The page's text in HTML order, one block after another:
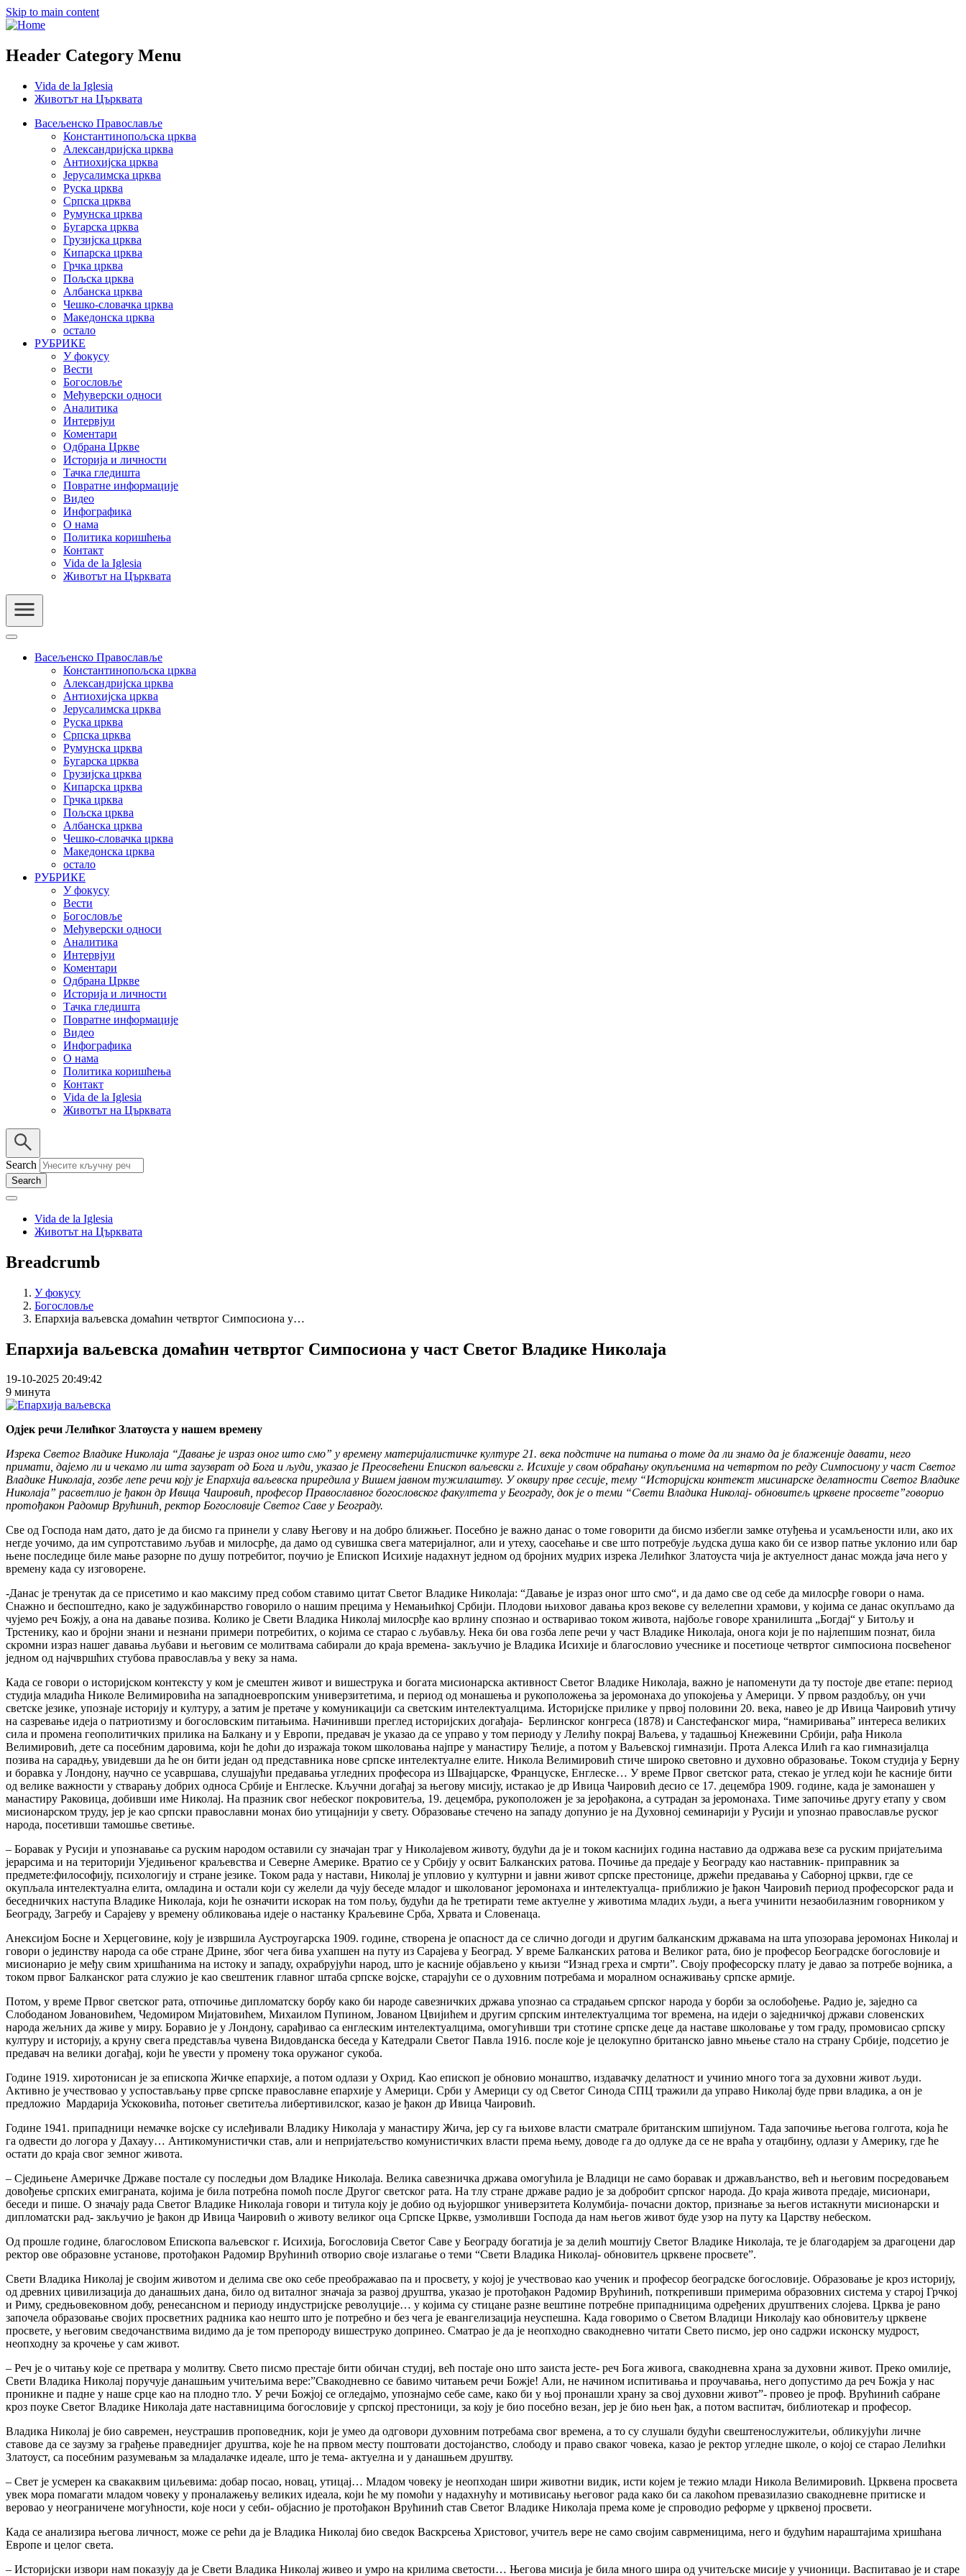
Skip to main content
Header Category Menu
Vida de la Iglesia
Животът на Църквата
Васељенско Православље
Константинопољска црква
Александријска црква
Антиохијска црква
Јерусалимска црква
Руска црква
Српска црква
Румунска црква
Бугарска црква
Грузијска црква
Кипарска црква
Грчка црква
Пољска црква
Албанска црква
Чешко-словачка црква
Македонска црква
остало
РУБРИКЕ
У фокусу
Вести
Богословље
Међуверски односи
Аналитика
Интервјуи
Коментари
Одбрана Цркве
Историја и личности
Тачка гледишта
Повратне информације
Видео
Инфографика
О нама
Политика коришћења
Контакт
Vida de la Iglesia
Животът на Църквата
Васељенско Православље
Константинопољска црква
Александријска црква
Антиохијска црква
Јерусалимска црква
Руска црква
Српска црква
Румунска црква
Бугарска црква
Грузијска црква
Кипарска црква
Грчка црква
Пољска црква
Албанска црква
Чешко-словачка црква
Македонска црква
остало
РУБРИКЕ
У фокусу
Вести
Богословље
Међуверски односи
Аналитика
Интервјуи
Коментари
Одбрана Цркве
Историја и личности
Тачка гледишта
Повратне информације
Видео
Инфографика
О нама
Политика коришћења
Контакт
Vida de la Iglesia
Животът на Църквата
Search
Vida de la Iglesia
Животът на Църквата
Breadcrumb
У фокусу
Богословље
Епархија ваљевска домаћин четвртог Симпосиона у…
Епархија ваљевска домаћин четвртог Симпосиона у част Светог Владике Николаја
19-10-2025 20:49:42
9 минута
Одјек речи Лелићког Златоуста у нашем времену
Изрека Светог Владике Николаја “Давање је израз оног што смо” у времену материјалистичке културе 21. века подстиче на питања о томе да ли знамо да је блаженије давати, него
примати, дајемо ли и чекамо ли шта заузврат од Бога и људи, указао је Преосвећени Епископ ваљевски г. Исихије у свом обраћању окупљенима на четвртом по реду Симпосиону у част Светог
Владике Николаја, гозбе лепе речи коју је Епархија ваљевска приредила у Вишем јавном тужилаштву. У оквиру прве сесије, тему “Историјски контекст мисинарске делатности Светог Владике
Николаја” расветлио је ђакон др Ивица Чаировић, професор Православног богословског факултета у Београду, док је о теми “Свети Владика Николај- обновитељ црквене просвете”говорио
протођакон Радомир Врућинић, ректор Богословије Светог Саве у Београду.
Све од Господа нам дато, дато је да бисмо га принели у славу Његову и на добро ближњег. Посебно је важно данас о томе говорити да бисмо избегли замке отуђења и усамљености или, ако их
негде уочимо, да им супротставимо љубав и милосрђе, да дамо од сувишка свега материјалног, али и утеху, саосећање и све што потребује људска душа како би се извор патње уклонио или бар
њене последице биле мање разорне по душу потребитог, поучио је Епископ Исихије надахнут једном од бројних мудрих изрека Лелићког Златоуста чија је актуелност данас можда јача него у
времену када су изговорене.
-Данас је тренутак да се присетимо и као максиму пред собом ставимо цитат Светог Владике Николаја: “Давање је израз оног што смо“, и да дамо све од себе да милосрђе говори о нама.
Снажно и беспоштедно, како је задужбинарство говорило о нашим прецима у Немањићкој Србији. Плодови њиховог давања кроз векове су велелепни храмови, у којима се данас окупљамо да
чујемо реч Божју, а она на давање позива. Колико је Свети Владика Николај милосрђе као врлину спознао и остваривао током живота, најбоље говоре хранилишта „Богдај“ у Битољу и
Трстенику, као и бројни знани и незнани примери потребитих, о којима се старао с љубављу. Нека би ова гозба лепе речи у част Владике Николаја, онога који је по најлепшим познат, била
скромни израз нашег давања љубави и његовим се молитвама сабирали до краја времена- закључио је Владика Исихије и благословио учеснике и посетиоце четвртог симпосиона посвећеног
једном од најчвршћих стубова православља у веку за нама.
Када се говори о историјском контексту у ком је смештен живот и вишеструка и богата мисионарска активност Светог Владике Николаја, важно је напоменути да ту постоје две етапе: период
студија младића Николе Велимировића на западноевропским универзитетима, и период од монашења и рукоположења за јеромонаха до упокојења у Америци. У првом раздобљу, он учи
светске језике, упознаје историју и културу, а затим је претаче у комуникацији са светским интелектуалцима. Историјске прилике у првој половини 20. века, навео је др Ивица Чаировић утичу
на сазревање идеја о патриотизму и богословским питањима. Начинивши преглед историјских догађаја- Берлинског конгреса (1878) и Санстефанског мира, “намиривања” интереса великих
сила и промена геополитичких прилика на Балкану и у Европи, предавач је указао да се управо у том периоду у Лелићу покрај Ваљева, у тадашњој Кнежевини Србији, рађа Никола
Велимировић, дете са посебним даровима, који ће доћи до изражаја током школовања најпре у манастиру Ћелије, а потом у Ваљевској гимназији. Прота Алекса Илић га као гимназијалца
позива на сарадњу, увидевши да ће он бити један од представника нове српске интелектуалне елите. Никола Велимировић стиче широко световно и духовно образовање. Током студија у Берну
и боравка у Лондону, научно се усавршава, слушајући предавања угледних професора из Швајцарске, Француске, Енглеске… У време Првог светског рата, стекао је углед који ће касније бити
од велике важности у стварању добрих односа Србије и Енглеске. Кључни догађај за његову мисију, истакао је др Ивица Чаировић десио се 17. децембра 1909. године, када је замонашен у
манастиру Раковица, добивши име Николај. На празник свог небеског покровитеља, 19. децембра, рукоположен је за јерођакона, а сутрадан за јеромонаха. Тиме започиње другу етапу у свом
мисионарском труду, јер је као српски православни монах био утицајнији у свету. Образовање стечено на западу допунио је на Духовној семинарији у Русији и упознао православље руског
народа, посетивши тамошње светиње.
– Боравак у Русији и упознавање са руским народом оставили су значајан траг у Николајевом животу, будући да је и током каснијих година наставио да одржава везе са руским пријатељима
јерарсима и на територији Уједињеног краљевства и Северне Америке. Вратио се у Србију у освит Балканских ратова. Почиње да предаје у Београду као наставник- приправник за
предмете:философију, психологију и стране језике. Током рада у настави, Николај је упловио у културни и јавни живот српске престонице, држећи предавања у Саборној цркви, где се
окупљала интелектуална елита, омладина и остали који су желели да чују беседе младог и школованог јеромонаха и интелектуалца- приближио је ђакон Чаировић период професорског рада и
беседничких наступа Владике Николаја, који ће означити искорак на том пољу, будући да ће третирати теме актуелне у животима младих људи, а њега учинити незаобилазним говорником у
Београду, Загребу и Сарајеву у времену обликовања идеје о настанку Краљевине Срба, Хрвата и Словенаца.
Анексијом Босне и Херцеговине, коју је извршила Аустроугарска 1909. године, створена је опасност да се слично догоди и другим балканским државама на шта упозорава јеромонах Николај и
говори о јединству народа са обе стране Дрине, због чега бива ухапшен на путу из Сарајева у Београд. У време Балканских ратова и Великог рата, био је професор Београдске богословије и
мисионарио је међу свим хришћанима на истоку и западу, охрабрујући народ, што је касније објављено у књизи “Изнад греха и смрти”. Своју професорску плату је давао за потребе војника, а
током првог Балканског рата служио је као свештеник главног штаба српске војске, старајући се о духовним потребама и моралном оснаживању српске армије.
Потом, у време Првог светског рата, отпочиње дипломатску борбу како би народе савезничких држава упознао са страдањем српског народа у борби за ослобођење. Радио је, заједно са
Слободаном Јовановићем, Чедомиром Мијатовићем, Михаилом Пупином, Јованом Цвијићем и другим српским интелектуалцима тог времена, на идеји о заједничкој држави словенских
народа жељних да живе у миру. Боравио је у Лондону, сарађивао са енглеским интелектуалцима, омогућивши три стотине српске деце да наставе школовање у том граду, промовисао српску
културу и историју, а круну свега представља чувена Видовданска беседа у Катедрали Светог Павла 1916. после које је целокупно британско јавно мњење стало на страну Србије, подсетио је
предавач на велики догађај, који ће увести у промену тока оружаног сукоба.
Године 1919. хиротонисан је за епископа Жичке епархије, а потом одлази у Охрид. Као епископ је обновио монаштво, издавачку делатност и учинио много тога за духовни живот људи.
Активно је учествовао у успостављању прве српске православне епархије у Америци. Срби у Америци су од Светог Синода СПЦ тражили да управо Николај буде први владика, а он је
предложио Мардарија Ускоковића, потоњег светитеља либертивилског, казао је ђакон др Ивица Чаировић.
Године 1941. припадници немачке војске су ислеђивали Владику Николаја у манастиру Жича, јер су га њихове власти сматрале британским шпијуном. Тада започиње његова голгота, која ће
га одвести до логора у Дахауу… Антикомунистички став, али и непријатељство комунистичких власти према њему, доводе га до одлуке да се не враћа у отаџбину, одлази у Америку, где ће
остати до краја свог земног живота.
– Сједињене Америчке Државе постале су последњи дом Владике Николаја. Велика савезничка држава омогућила је Владици не само боравак и држављанство, већ и његовим посредовањем
довођење српских емиграната, којима је била потребна помоћ после Другог светског рата. На тлу стране државе радио је за добробит српског народа. До краја живота предаје, мисионари,
беседи и пише. О значају рада Светог Владике Николаја говори и титула коју је добио од њујоршког универзитета Колумбија- почасни доктор, признање за његов истакнути мисионарски и
дипломатски рад- закључио је ђакон др Ивица Чаировић о животу великог оца Српске Цркве, узмоливши Господа да нам његов живот буде узор на путу ка Царству небеском.
Од прошле године, благословом Епископа ваљевског г. Исихија, Богословија Светог Саве у Београду богатија је за делић моштију Светог Владике Николаја, те је благодарјем за драгоцени дар
ректор ове образовне установе, протођакон Радомир Врућинић отворио своје излагање о теми “Свети Владика Николај- обновитељ црквене просвете”.
Свети Владика Николај је својим животом и делима све око себе преображавао па и просвету, у којој је учествовао као ученик и професор београдске богословије. Образовање је кроз историју,
од древних цивилизација до данашњих дана, било од виталног значаја за развој друштва, указао је протођакон Радомир Врућинић, поткрепивши примерима образовних система у старој Грчкој
и Риму, средњовековном добу, ренесансном и периоду индустријске револуције… у којима су стицане разне вештине потребне припадницима одређених друштвених слојева. Црква је рано
започела образовање својих просветних радника као нешто што је потребно и без чега је евангелизација неуспешна. Када говоримо о Светом Владици Николају као обновитељу црквене
просвете, у његовим сведочанствима видимо да је том препороду вишеструко допринео. Сматрао је да је неопходно свакодневно читати Свето писмо, јер оно садржи исконску мудрост,
неопходну за крочење у сам живот.
– Реч је о читању које се претвара у молитву. Свето писмо престаје бити обичан студиј, већ постаје оно што заиста јесте- реч Бога живога, свакодневна храна за духовни живот. Преко омилије,
Свети Владика Николај поручује данашњим учитељима вере:”Свакодневно се бавимо читањем речи Божје! Али, не начином испитивања и проучавања, него допустимо да реч Божја у нас
проникне и падне у наше срце као на плодно тло. У речи Божјој се огледајмо, упознајмо себе саме, како би у њој пронашли храну за свој духовни живот”- провео је проф. Врућинић сабране
кроз поуке Светог Владике Николаја дате наставницима богословије у српској престоници, за коју је био посебно везан, јер је био њен ђак, а потом васпитач, библиотекар и професор.
Владика Николај је био савремен, неустрашив проповедник, који је умео да одговори духовним потребама свог времена, а то су слушали будући свештенослужитељи, обликујући личне
ставове да се заузму за грађење праведнијег друштва, које ће на првом месту поштовати достојанство, слободу и право сваког човека, казао је ректор угледне школе, о којој се старао Лелићки
Златоуст, са посебним разумевањм за младалачке идеале, што је тема- актуелна и у данашњем друштву.
– Свет је усмерен ка свакаквим циљевима: добар посао, новац, утицај… Младом човеку је неопходан шири животни видик, исти којем је тежио млади Никола Велимировић. Црквена просвета
увек мора помагати младом човеку у проналажењу великих идеала, који ће му помоћи у надахнућу и мотивисању његовог рада како би са лакоћом превазилазио свакодневне притиске и
веровао у неограничене могућности, које носи у себи- објаснио је протођакон Врућинић став Светог Владике Николаја према коме је спроводио реформе у црквеној просвети.
Када се анализира његова личност, може се рећи да је Владика Николај био сведок Васкрсења Христовог, учитељ вере не само својим саврменицима, него и будућим нараштајима хришћана
Европе и целог света.
– Историјски извори нам показују да је Свети Владика Николај живео и умро на крилима светости… Његова мисија је била много шира од учитељске мисије у учионици. Васпитавао је и старе